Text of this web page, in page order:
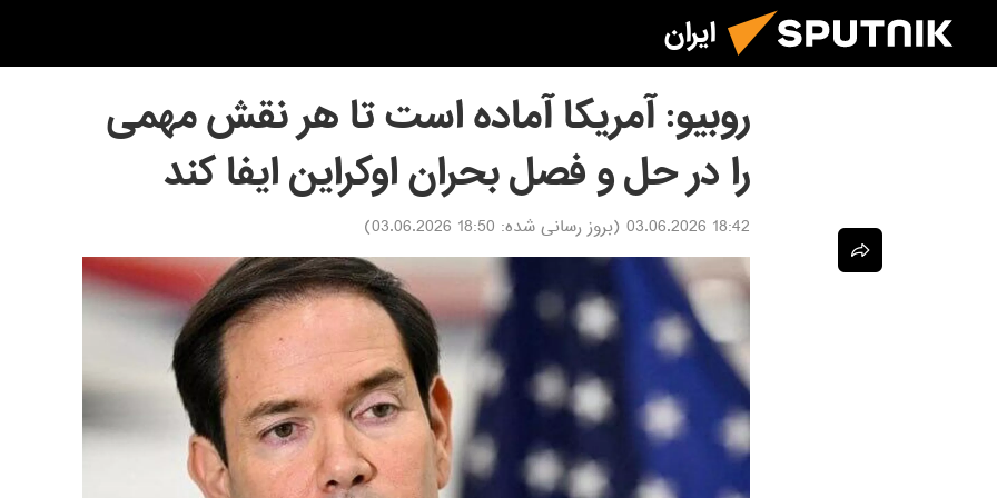
ایران
روبیو: آمریکا آماده است تا هر نقش مهمی
را در حل و فصل بحران اوکراین ایفا کند
18:42 03.06.2026 (بروز رسانی شده: 18:50 03.06.2026
)